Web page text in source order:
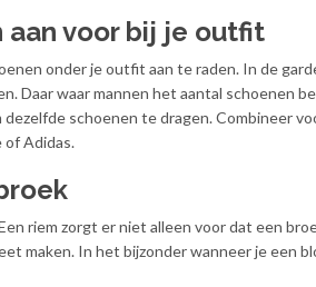
aan voor bij je outfit
onder je outfit aan te raden. In de
Daar waar mannen het aantal schoenen
schoenen te dragen. Combineer
of Adidas.
riem zorgt er niet alleen voor dat een
maken. In het bijzonder wanneer je een